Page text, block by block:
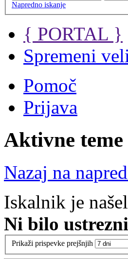
Napredno iskanje
{ PORTAL }
Spremeni
Pomoč
Prijava
Aktivne teme
Nazaj na
Iskalnik je
Ni bilo
Prikaži prispevke prejšnjih